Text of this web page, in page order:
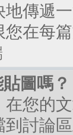
地傳遞
您在每
圖嗎？
在您的
到討論